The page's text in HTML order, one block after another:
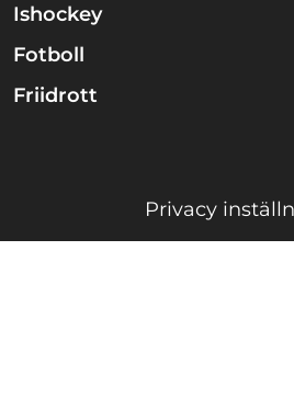
Ishockey
Fotboll
Friidrott
Privacy